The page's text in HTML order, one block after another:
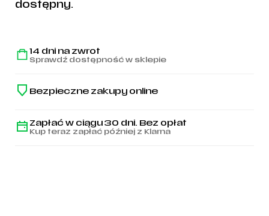
dostępny.
14 dni na zwrot
Sprawdź dostępność w sklepie
Bezpieczne zakupy online
Zapłać w ciągu 30 dni. Bez opłat
Kup teraz zapłać później z Klarna